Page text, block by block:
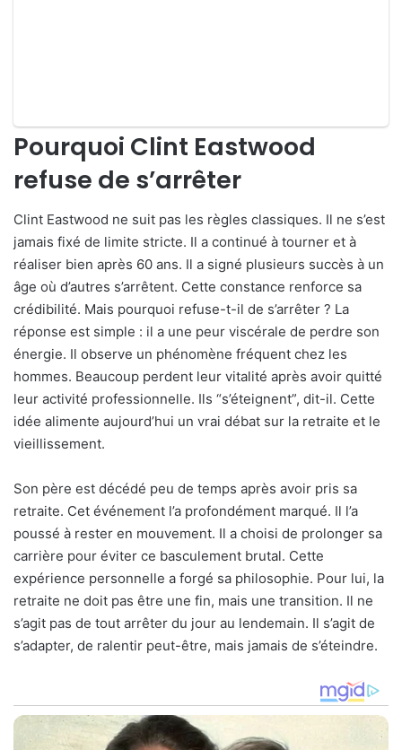
Pourquoi Clint Eastwood
refuse de s’arrêter
Clint Eastwood ne suit pas les règles classiques. Il ne s’est
jamais fixé de limite stricte. Il a continué à tourner et à
réaliser bien après 60 ans. Il a signé plusieurs succès à un
âge où d’autres s’arrêtent. Cette constance renforce sa
crédibilité. Mais pourquoi refuse-t-il de s’arrêter ? La
réponse est simple : il a une peur viscérale de perdre son
énergie. Il observe un phénomène fréquent chez les
hommes. Beaucoup perdent leur vitalité après avoir quitté
leur activité professionnelle. Ils “s’éteignent”, dit-il. Cette
idée alimente aujourd’hui un vrai débat sur la retraite et le
vieillissement.
Son père est décédé peu de temps après avoir pris sa
retraite. Cet événement l’a profondément marqué. Il l’a
poussé à rester en mouvement. Il a choisi de prolonger sa
carrière pour éviter ce basculement brutal. Cette
expérience personnelle a forgé sa philosophie. Pour lui, la
retraite ne doit pas être une fin, mais une transition. Il ne
s’agit pas de tout arrêter du jour au lendemain. Il s’agit de
s’adapter, de ralentir peut-être, mais jamais de s’éteindre.